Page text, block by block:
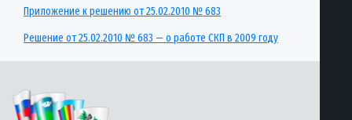
Приложение к решению от 25.02.2010 № 683
Решение от 25.02.2010 № 683 — о работе СКП в 2009 году